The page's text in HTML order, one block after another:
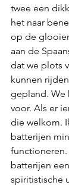
twee een
het naar
op de
aan de
dat we plots
kunnen
gepland. We
voor. Als er
die welkom.
batterijen
batterijen
spiritistische